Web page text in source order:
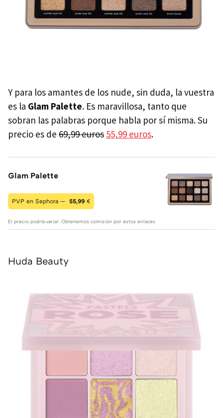
Y para los amantes de los nude, sin duda, la vuestra
es la Glam Palette. Es maravillosa, tanto que
sobran las palabras porque habla por sí misma. Su
precio es de 69,99 euros 55,99 euros.
Glam Palette
PVP en Sephora — 55,99 €
El precio podría variar. Obtenemos comisión por estos enlaces
Huda Beauty